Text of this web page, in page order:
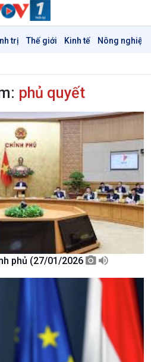
trị Thế giới Kinh tế Nông nghiệp
Thời sự
Thời sự 6h
Thời sự 12h
Thời sự 18h
Thời sự 21h30
Bản tin
Chuyên mục
phủ quyết
phủ (27/01/2026